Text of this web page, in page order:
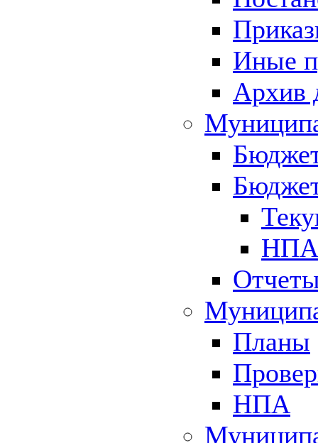
Иные
Архив
НПА
Планы
НПА